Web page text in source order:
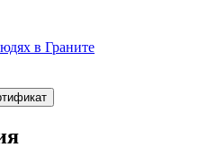
в Граните